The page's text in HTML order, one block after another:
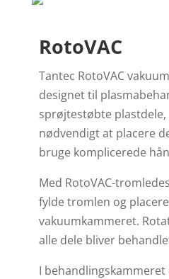
RotoVAC
Tantec RotoVAC
designet til
sprøjtestøbte
nødvendigt at placere
bruge komplicerede
Med RotoVAC-
fylde tromlen og
vakuumkammeret.
alle dele bliver
I behandlingskammeret